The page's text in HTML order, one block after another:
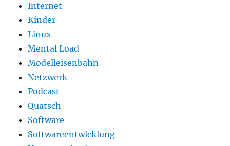
Internet
Kinder
Linux
Mental Load
Modelleisenbahn
Netzwerk
Podcast
Quatsch
Software
Softwareentwicklung